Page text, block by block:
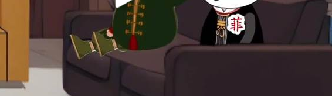
台风白海豚逼近 暴雨大暴雨来袭
发行市值610亿 谁是宇树科技背后赢家
公司“上四休三”但要降薪1000元
47岁妈妈突然产女 26岁女儿：很震惊